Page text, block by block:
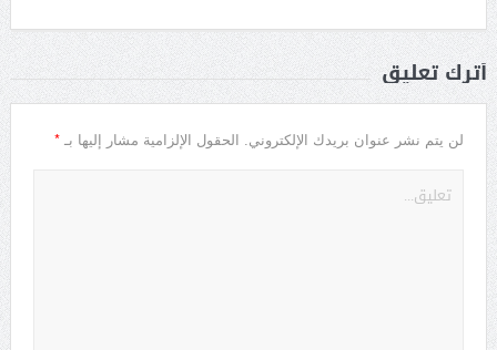
أترك تعليق
لن يتم نشر عنوان بريدك الإلكتروني. الحقول الإلزامية مشار إليها بـ *